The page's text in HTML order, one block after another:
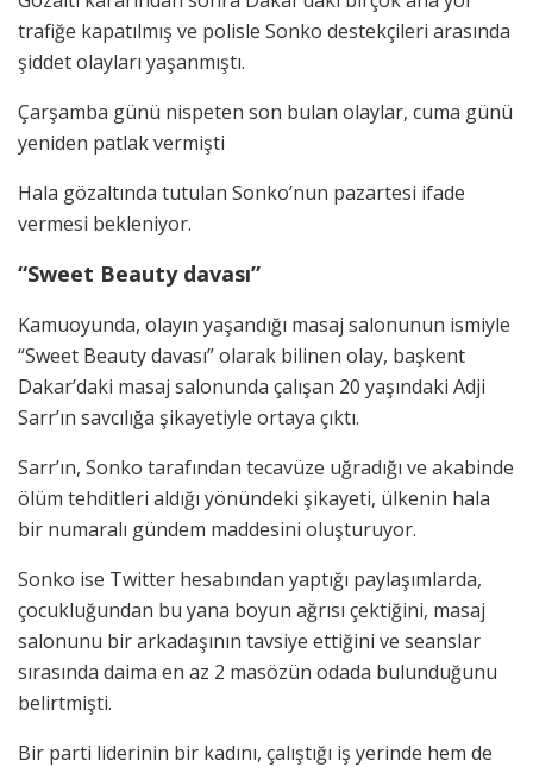
trafiğe kapatılmış ve polisle Sonko destekçileri arasında
şiddet olayları yaşanmıştı.
Çarşamba günü nispeten son bulan olaylar, cuma günü
yeniden patlak vermişti
Hala gözaltında tutulan Sonko’nun pazartesi ifade
vermesi bekleniyor.
“Sweet Beauty davası”
Kamuoyunda, olayın yaşandığı masaj salonunun ismiyle
“Sweet Beauty davası” olarak bilinen olay, başkent
Dakar’daki masaj salonunda çalışan 20 yaşındaki Adji
Sarr’ın savcılığa şikayetiyle ortaya çıktı.
Sarr’ın, Sonko tarafından tecavüze uğradığı ve akabinde
ölüm tehditleri aldığı yönündeki şikayeti, ülkenin hala
bir numaralı gündem maddesini oluşturuyor.
Sonko ise Twitter hesabından yaptığı paylaşımlarda,
çocukluğundan bu yana boyun ağrısı çektiğini, masaj
salonunu bir arkadaşının tavsiye ettiğini ve seanslar
sırasında daima en az 2 masözün odada bulunduğunu
belirtmişti.
Bir parti liderinin bir kadını, çalıştığı iş yerinde hem de